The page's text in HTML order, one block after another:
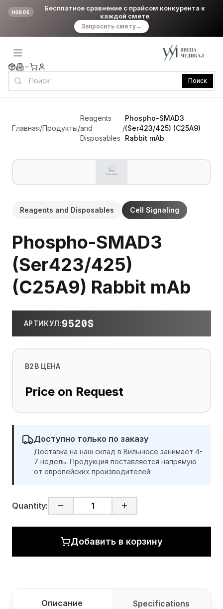
НОВОЕ
Бесплатное сравнение с прайсом конкурента к
каждой смете
Запросить смету→
Поиск
Главная/Продукты/
Reagents
and
Disposables
/
Phospho-SMAD3
(Ser423/425) (C25A9)
Rabbit mAb
Reagents and Disposables Cell Signaling
Phospho-SMAD3
(Ser423/425)
(C25A9) Rabbit mAb
АРТИКУЛ:9520S
B2B ЦЕНА
Price on Request
Доступно только по заказу
Доставка на наш склад в Вильнюсе занимает 4-
7 недель. Продукция поставляется напрямую
от европейских производителей.
Quantity:
Добавить в корзину
Описание Specifications